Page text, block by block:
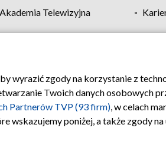
Akademia Telewizyjna
TVP Polityka prywatności
wyrazić zgody na korzystanie z
Twoich danych osobowych
Partnerów TVP (93 firm), w celach
wskazujemy poniżej, a także zgody